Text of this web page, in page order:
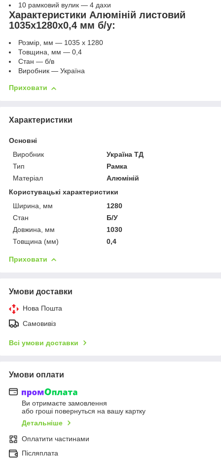
10 рамковий вулик — 4 дахи
Характеристики Алюміній листовий
1035x1280х0,4 мм б/у:
Розмір, мм — 1035 х 1280
Товщина, мм — 0,4
Стан — б/в
Виробник — Україна
Приховати
Характеристики
Основні
Виробник
Україна ТД
Тип
Рамка
Матеріал
Алюміній
Користувацькі характеристики
Ширина, мм
1280
Стан
Б/У
Довжина, мм
1030
Товщина (мм)
0,4
Приховати
Умови доставки
Нова Пошта
Самовивіз
Всі умови доставки
Умови оплати
Ви отримаєте замовлення
або гроші повернуться на вашу картку
Детальніше
Оплатити частинами
Післяплата